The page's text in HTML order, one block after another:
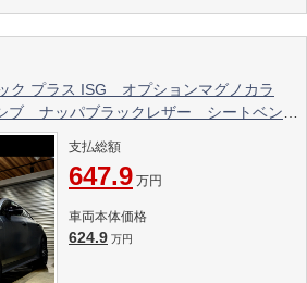
ク プラス ISG オプションマグノカラ
ブ ナッパブラックレザー シートベンチ
ディスプレイ Burmesterサウンド サン
イール
支払総額
647.9 万円
車両本体価格
624.9 万円